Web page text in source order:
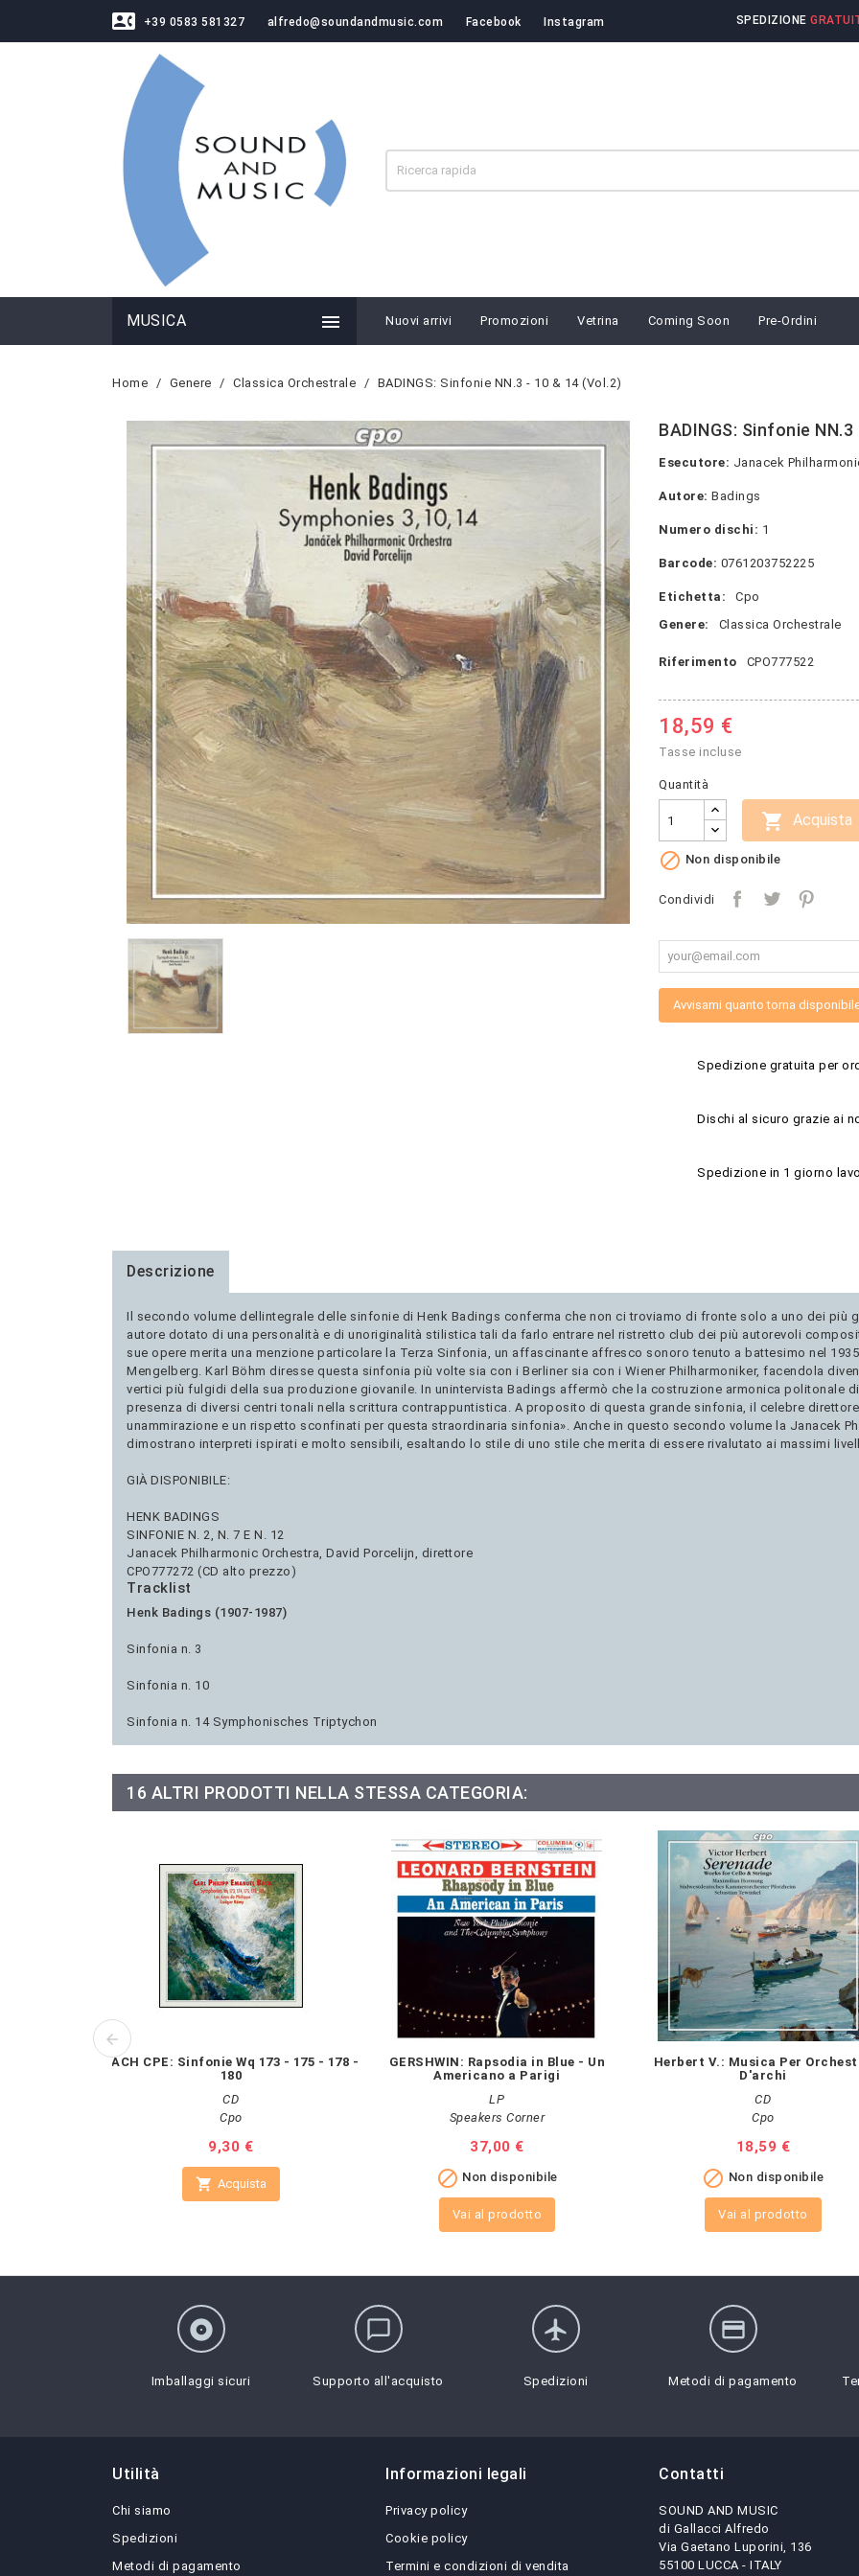
contact_phone +39 0583 581327 alfredo@soundandmusic.com Facebook Instagram SPEDIZIONE
MUSICA  Nuovi arrivi Promozioni Vetrina Coming Soon Pre-Ordini
Home Genere Classica Orchestrale BADINGS: Sinfonie NN.3 - 10 & 14 (Vol.2)
BADINGS: Sinfonie
Esecutore: Janacek
Autore: Badings
Numero dischi: 1
Barcode: 0761203752225
Etichetta: Cpo
Genere:
Classica Orchestrale
Riferimento CPO777522
18,59 €
Tasse incluse
Quantità
 Acquista
 Non disponibile
Condividi
Avvisami quanto torna
Spedizione gratuita per
Dischi al sicuro grazie ai
Spedizione in 1 giorno
Descrizione
Il secondo volume dellintegrale delle sinfonie di Henk Badings conferma che non ci troviamo di fronte solo a uno dei più
autore dotato di una personalità e di unoriginalità stilistica tali da farlo entrare nel ristretto club dei più autorevoli
sue opere merita una menzione particolare la Terza Sinfonia, un affascinante affresco sonoro tenuto a battesimo nel
Mengelberg. Karl Böhm diresse questa sinfonia più volte sia con i Berliner sia con i Wiener Philharmoniker, facendola
vertici più fulgidi della sua produzione giovanile. In unintervista Badings affermò che la costruzione armonica politonale
presenza di diversi centri tonali nella scrittura contrappuntistica. A proposito di questa grande sinfonia, il celebre
unammirazione e un rispetto sconfinati per questa straordinaria sinfonia». Anche in questo secondo volume la Janacek
dimostrano interpreti ispirati e molto sensibili, esaltando lo stile di uno stile che merita di essere rivalutato ai massimi
GIÀ DISPONIBILE:
HENK BADINGS
SINFONIE N. 2, N. 7 E N. 12
Janacek Philharmonic Orchestra, David Porcelijn, direttore
CPO777272 (CD alto prezzo)
Tracklist
Henk Badings (1907-1987)
Sinfonia n. 3
Sinfonia n. 10
Sinfonia n. 14 Symphonisches Triptychon
16 ALTRI PRODOTTI NELLA STESSA CATEGORIA:
BACH CPE: Sinfonie Wq 173 - 175 - 178 -
180
CD
Cpo
Prezzo
9,30 €
 Acquista
GERSHWIN: Rapsodia in Blue - Un
Americano a Parigi
LP
Speakers Corner
Prezzo
37,00 €
 Non disponibile
Vai al prodotto
Herbert V.: Musica Per
D'archi
CD
Cpo
Prezzo
18,59 €
 Non disponibile
Vai al prodotto
album
Imballaggi sicuri
chat_bubble_outline
Supporto all'acquisto
flight
Spedizioni
credit_card
Metodi di pagamento
Utilità
Chi siamo
Spedizioni
Metodi di pagamento
Informazioni legali
Privacy policy
Cookie policy
Termini e condizioni di vendita
Contatti
SOUND AND MUSIC
di Gallacci Alfredo
Via Gaetano Luporini, 136
55100 LUCCA - ITALY